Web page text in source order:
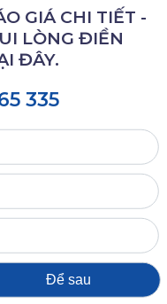
là nhập
6/4-38mm,
và Báo giá tốt
Dương.
GIÁ CHI TIẾT -
LÒNG ĐIỀN
ĐÂY.
335
Để sau